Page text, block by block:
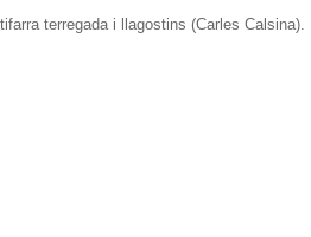
terregada i llagostins (Carles Calsina).